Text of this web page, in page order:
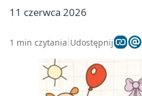
11 czerwca 2026
1 min czytania Udostępnij